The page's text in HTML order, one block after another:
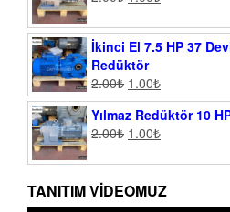
İkinci El 7.5 HP 37
Redüktör
2.00₺ 1.00₺
Yılmaz Redüktör 10
2.00₺ 1.00₺
TANITIM VIDEOMUZ